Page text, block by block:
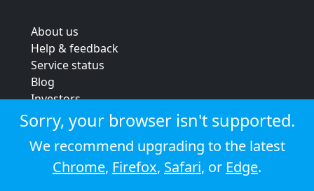
About us
Help & feedback
Service status
Blog
Investors
Strategic review
Terms & conditions
Privacy policy
Cookie policy
Sorry, your browser isn't supported.
We recommend upgrading to the latest
Chrome, Firefox, Safari, or Edge.